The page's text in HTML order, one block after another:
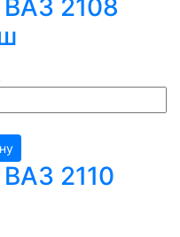
ВАЗ 2108
ВАЗ 2110